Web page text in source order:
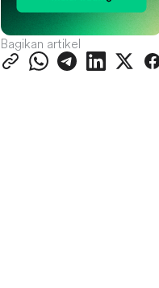
Bagikan artikel